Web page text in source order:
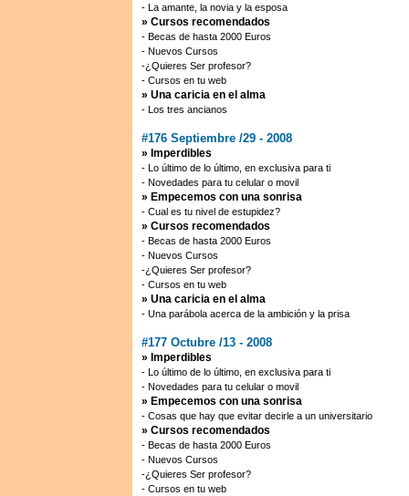
- La amante, la novia y la esposa
» Cursos recomendados
- Becas de hasta 2000 Euros
- Nuevos Cursos
-¿Quieres Ser profesor?
- Cursos en tu web
» Una caricia en el alma
- Los tres ancianos
#176 Septiembre /29 - 2008
» Imperdibles
- Lo último de lo último, en exclusiva para ti
- Novedades para tu celular o movil
» Empecemos con una sonrisa
- Cual es tu nivel de estupidez?
» Cursos recomendados
- Becas de hasta 2000 Euros
- Nuevos Cursos
-¿Quieres Ser profesor?
- Cursos en tu web
» Una caricia en el alma
- Una parábola acerca de la ambición y la prisa
#177 Octubre /13 - 2008
» Imperdibles
- Lo último de lo último, en exclusiva para ti
- Novedades para tu celular o movil
» Empecemos con una sonrisa
- Cosas que hay que evitar decirle a un universitario
» Cursos recomendados
- Becas de hasta 2000 Euros
- Nuevos Cursos
-¿Quieres Ser profesor?
- Cursos en tu web